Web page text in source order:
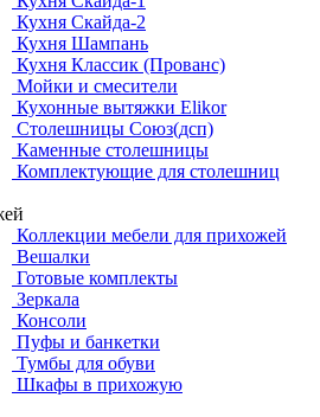
Кухня Скайда-2
Кухня Шампань
Кухня Классик (Прованс)
Мойки и смесители
Кухонные вытяжки Elikor
Столешницы Союз(дсп)
Каменные столешницы
Комплектующие для столешниц
Коллекции мебели для прихожей
Вешалки
Готовые комплекты
Зеркала
Консоли
Пуфы и банкетки
Тумбы для обуви
Шкафы в прихожую